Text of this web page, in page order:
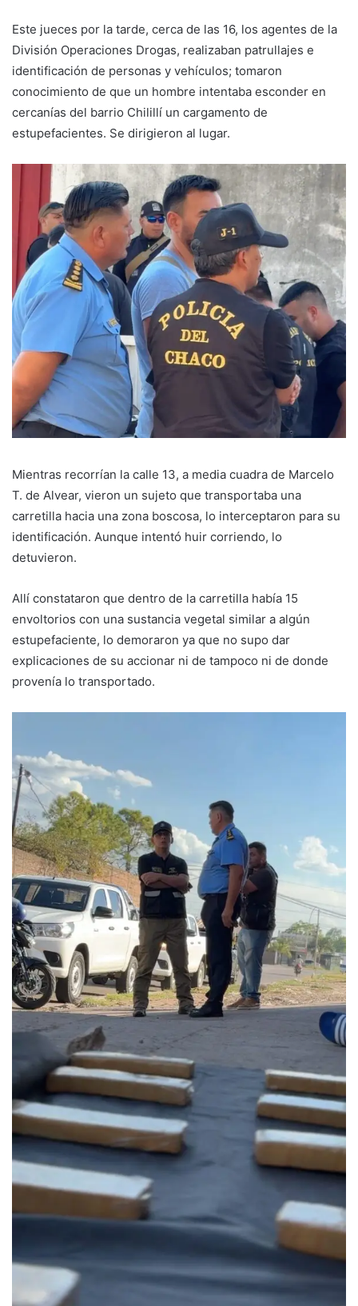
Este jueces por la tarde, cerca de las 16, los agentes de la
División Operaciones Drogas, realizaban patrullajes e
identificación de personas y vehículos; tomaron
conocimiento de que un hombre intentaba esconder en
cercanías del barrio Chilillí un cargamento de
estupefacientes. Se dirigieron al lugar.
Mientras recorrían la calle 13, a media cuadra de Marcelo
T. de Alvear, vieron un sujeto que transportaba una
carretilla hacia una zona boscosa, lo interceptaron para su
identificación. Aunque intentó huir corriendo, lo
detuvieron.
Allí constataron que dentro de la carretilla había 15
envoltorios con una sustancia vegetal similar a algún
estupefaciente, lo demoraron ya que no supo dar
explicaciones de su accionar ni de tampoco ni de donde
provenía lo transportado.